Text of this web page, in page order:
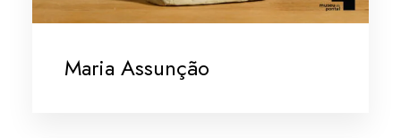
Maria Assunção